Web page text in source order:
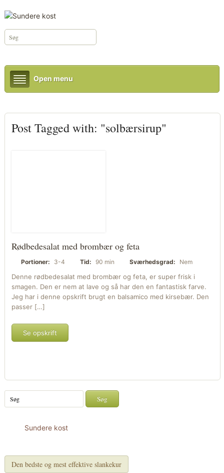
Open menu
Post Tagged with: "solbærsirup"
Rødbedesalat med brombær og feta
Portioner: 3-4 Tid: 90 min Sværhedsgrad: Nem
Denne rødbedesalat med brombær og feta, er super frisk i
smagen. Den er nem at lave og så har den en fantastisk farve.
Jeg har i denne opskrift brugt en balsamico med kirsebær. Den
passer […]
Se opskrift
Sundere kost
Den bedste og mest effektive slankekur